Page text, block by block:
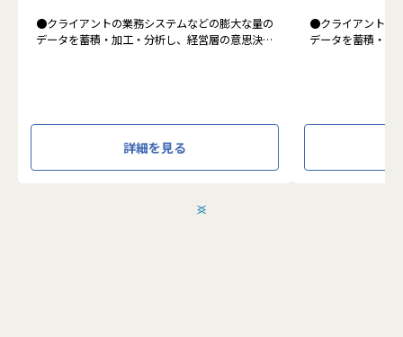
●クライアントの業務システムなどの膨大な量の
データを蓄積・加工・分析し、経営層の意思決定
設計、実装まで、プロジェクトに一気通貫で関わ
って頂きます。
発だけでなく、DB、インフラ、プロジェクト管
理、エンドユーザーとのコミュニケーション能力
詳細を見る
●クライアントの
データを蓄積・加
●クライアントの
●主に要件定義か
＜
＞